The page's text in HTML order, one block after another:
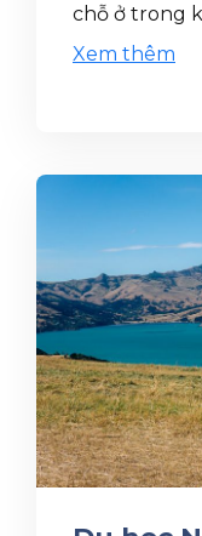
chỗ ở trong
Xem thêm